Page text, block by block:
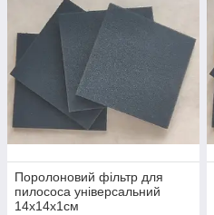
Поролоновий фільтр для
пилососа універсальний
14х14х1см